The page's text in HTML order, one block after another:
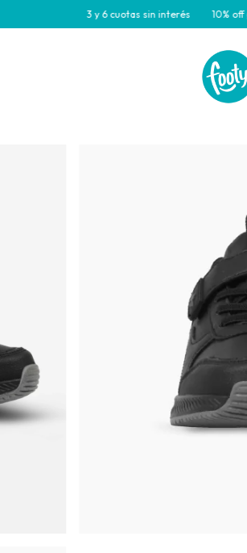
3 y 6 cuotas sin interés 10% off por